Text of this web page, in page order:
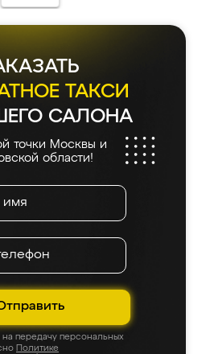
ТАКСИ
САЛОНА
точки Москвы и
области!
передачу персональных
Политике